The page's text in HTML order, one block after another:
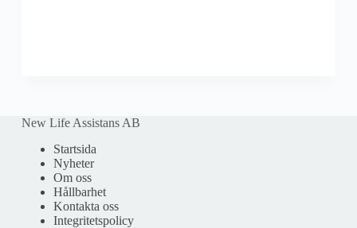
New Life Assistans AB
Startsida
Nyheter
Om oss
Hållbarhet
Kontakta oss
Integritetspolicy